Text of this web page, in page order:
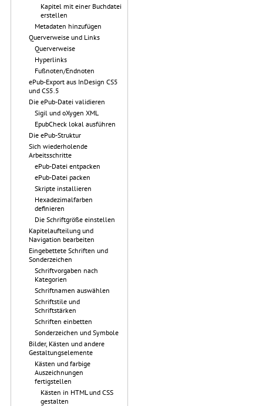
Kapitel mit einer Buchdatei
erstellen
Metadaten hinzufügen
Querverweise und Links
Querverweise
Hyperlinks
Fußnoten/Endnoten
ePub-Export aus InDesign CS5
und CS5.5
Die ePub-Datei validieren
Sigil und oXygen XML
EpubCheck lokal ausführen
Die ePub-Struktur
Sich wiederholende
Arbeitsschritte
ePub-Datei entpacken
ePub-Datei packen
Skripte installieren
Hexadezimalfarben
definieren
Die Schriftgröße einstellen
Kapitelaufteilung und
Navigation bearbeiten
Eingebettete Schriften und
Sonderzeichen
Schriftvorgaben nach
Kategorien
Schriftnamen auswählen
Schriftstile und
Schriftstärken
Schriften einbetten
Sonderzeichen und Symbole
Bilder, Kästen und andere
Gestaltungselemente
Kästen und farbige
Auszeichnungen
fertigstellen
Kästen in HTML und CSS
gestalten